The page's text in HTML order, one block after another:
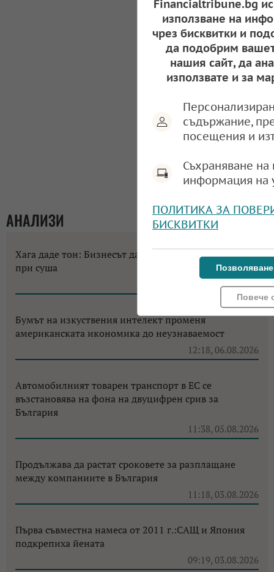
АНАЛИЗИ
Хага даде тон: Бизнесът да не разчита на помощи
при суша
10:58, 07.08.2026
Бумът на изкуствения интелект променя
американската икономика до неузнаваемост
12:18, 06.08.2026
Автомобилният товарен транспорт в ЕС се
възстановява на фона на двуцифрен срив за
България
11:38, 05.08.2026
Продължава да растат сроковете за разплащане
между компаниите в България
11:18, 03.08.2026
Първа съвместна намеса от 2011 г.:САЩ и Япония
подкрепиха йената
09:19, 03.08.2026
Financialtribune.bg
използване на
чрез бисквитки и
да подобрим
нашия сайт, да
използвате и за
съдържание,
посещения и
Съхраняване
информация на
ПОЛИТИКА ЗА
БИСКВИТКИ
Повече